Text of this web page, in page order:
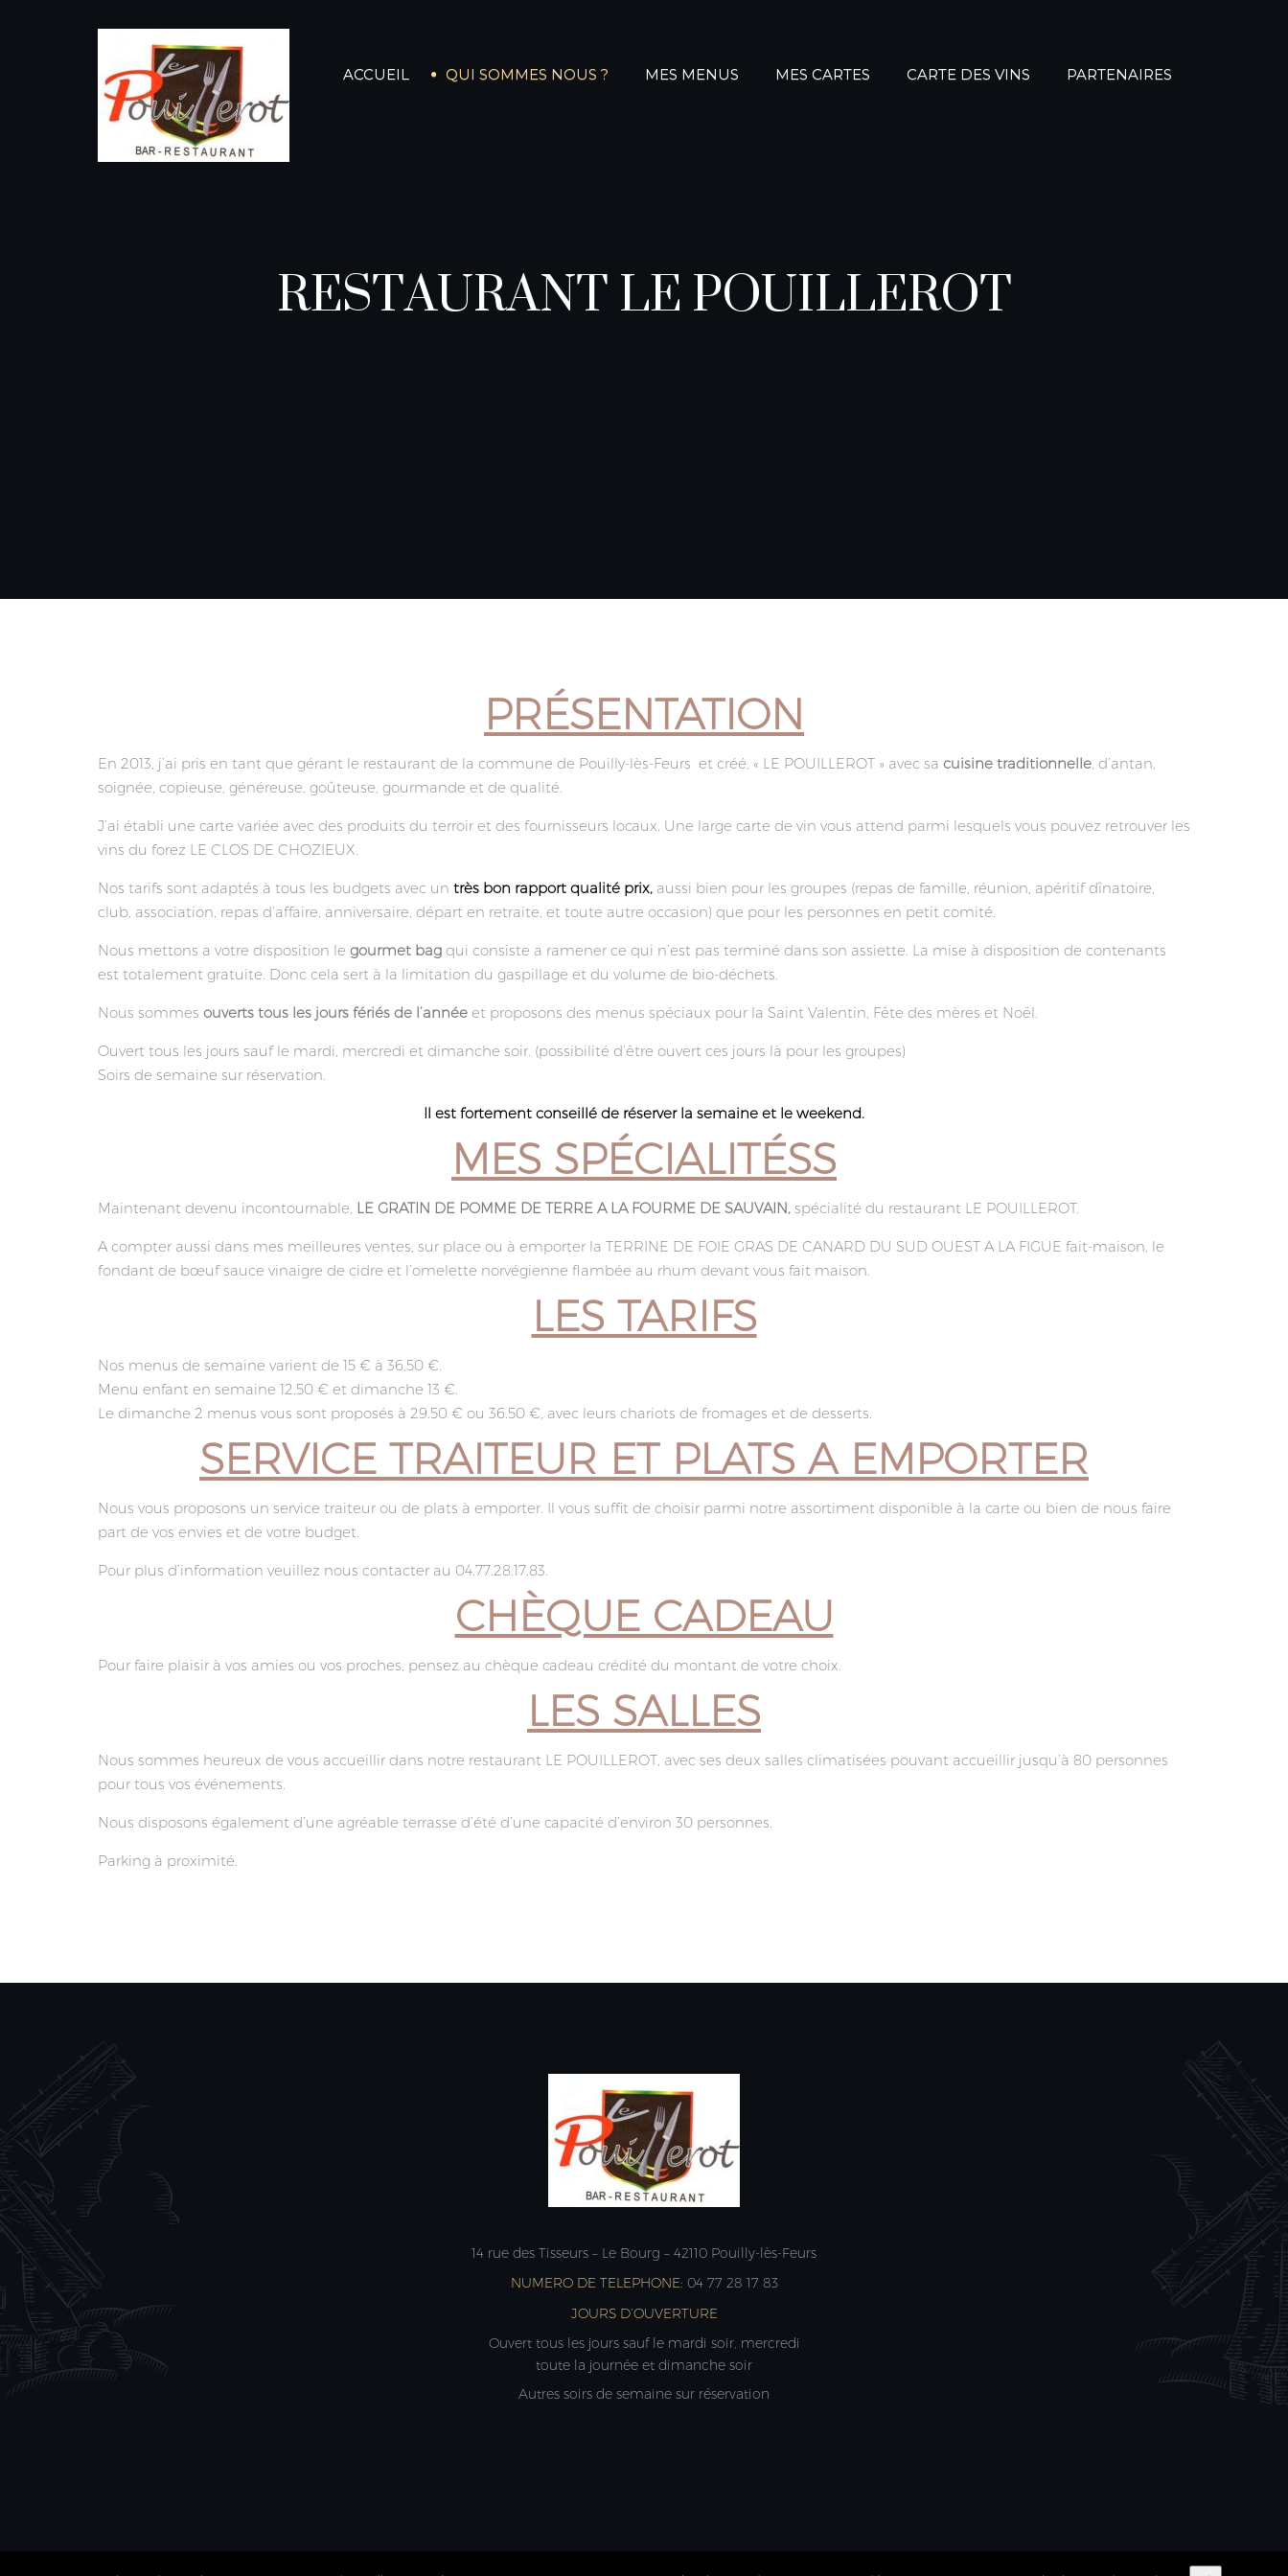
ACCUEIL QUI SOMMES NOUS ? MES MENUS MES CARTES CARTE DES VINS PARTENAIRES
RESTAURANT LE POUILLEROT
PRÉSENTATION
En 2013, j’ai pris en tant que gérant le restaurant de la commune de Pouilly-lès-Feurs et créé, « LE POUILLEROT » avec sa cuisine traditionnelle, d’antan,
soignée, copieuse, généreuse, goûteuse, gourmande et de qualité.
J’ai établi une carte variée avec des produits du terroir et des fournisseurs locaux. Une large carte de vin vous attend parmi lesquels vous pouvez retrouver les
vins du forez LE CLOS DE CHOZIEUX.
Nos tarifs sont adaptés à tous les budgets avec un très bon rapport qualité prix, aussi bien pour les groupes (repas de famille, réunion, apéritif dînatoire,
club, association, repas d’affaire, anniversaire, départ en retraite, et toute autre occasion) que pour les personnes en petit comité.
Nous mettons a votre disposition le gourmet bag qui consiste a ramener ce qui n’est pas terminé dans son assiette. La mise à disposition de contenants
est totalement gratuite. Donc cela sert à la limitation du gaspillage et du volume de bio-déchets.
Nous sommes ouverts tous les jours fériés de l’année et proposons des menus spéciaux pour la Saint Valentin, Fête des mères et Noël.
Ouvert tous les jours sauf le mardi, mercredi et dimanche soir. (possibilité d’être ouvert ces jours là pour les groupes)
Soirs de semaine sur réservation.
Il est fortement conseillé de réserver la semaine et le weekend.
MES SPÉCIALITÉSS
Maintenant devenu incontournable, LE GRATIN DE POMME DE TERRE A LA FOURME DE SAUVAIN, spécialité du restaurant LE POUILLEROT.
A compter aussi dans mes meilleures ventes, sur place ou à emporter la TERRINE DE FOIE GRAS DE CANARD DU SUD OUEST A LA FIGUE fait-maison, le
fondant de bœuf sauce vinaigre de cidre et l’omelette norvégienne flambée au rhum devant vous fait maison.
LES TARIFS
Nos menus de semaine varient de 15 € à 36,50 €.
Menu enfant en semaine 12,50 € et dimanche 13 €.
Le dimanche 2 menus vous sont proposés à 29.50 € ou 36.50 €, avec leurs chariots de fromages et de desserts.
SERVICE TRAITEUR ET PLATS A EMPORTER
Nous vous proposons un service traiteur ou de plats à emporter. Il vous suffit de choisir parmi notre assortiment disponible à la carte ou bien de nous faire
part de vos envies et de votre budget.
Pour plus d’information veuillez nous contacter au 04.77.28.17.83.
CHÈQUE CADEAU
Pour faire plaisir à vos amies ou vos proches, pensez au chèque cadeau crédité du montant de votre choix.
LES SALLES
Nous sommes heureux de vous accueillir dans notre restaurant LE POUILLEROT, avec ses deux salles climatisées pouvant accueillir jusqu’à 80 personnes
pour tous vos événements.
Nous disposons également d’une agréable terrasse d’été d’une capacité d’environ 30 personnes.
Parking à proximité.
14 rue des Tisseurs – Le Bourg – 42110 Pouilly-lès-Feurs
NUMERO DE TELEPHONE: 04 77 28 17 83
JOURS D’OUVERTURE
Ouvert tous les jours sauf le mardi soir, mercredi
toute la journée et dimanche soir
Autres soirs de semaine sur réservation